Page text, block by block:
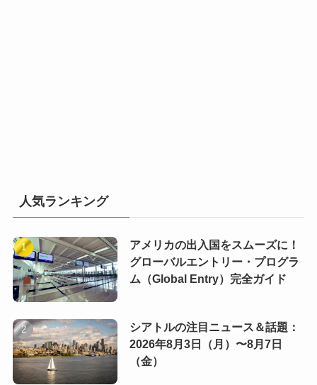
人気ランキング
アメリカの出入国をスムーズに！
グローバルエントリー・プログラ
ム（Global Entry）完全ガイド
シアトルの注目ニュース＆話題：
2026年8月3日（月）〜8月7日
（金）